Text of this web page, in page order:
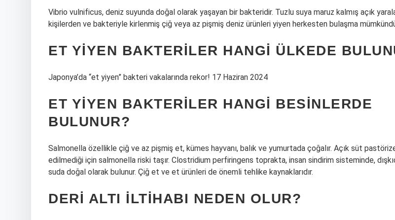
Vibrio vulnificus, deniz suyunda doğal olarak yaşayan bir bakteridir. Tuzlu suya maruz kalmış açık
kişilerden ve bakteriyle kirlenmiş çiğ veya az pişmiş deniz ürünleri yiyen herkesten bulaşma
ET YIYEN BAKTERILER HANGI ÜLKEDE
Japonya’da “et yiyen” bakteri vakalarında rekor! 17 Haziran 2024
ET YIYEN BAKTERILER HANGI BESINLERDE
BULUNUR?
Salmonella özellikle çiğ ve az pişmiş et, kümes hayvanı, balık ve yumurtada çoğalır. Açık süt
edilmediği için salmonella riski taşır. Clostridium perfiringens toprakta, insan sindirim sisteminde,
suda doğal olarak bulunur. Çiğ et ve et ürünleri de önemli tehlike kaynaklarıdır.
DERI ALTI ILTIHABI NEDEN OLUR?